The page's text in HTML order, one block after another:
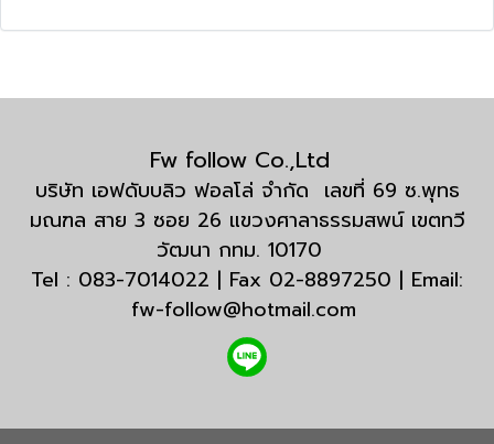
Fw follow Co.,Ltd
บริษัท เอฟดับบลิว ฟอลโล่ จำกัด เลขที่ 69 ซ.พุทธ
มณฑล สาย 3 ซอย 26 แขวงศาลาธรรมสพน์ เขตทวี
วัฒนา กทม. 10170
Tel : 083-7014022 | Fax 02-8897250 | Email:
fw-follow@hotmail.com